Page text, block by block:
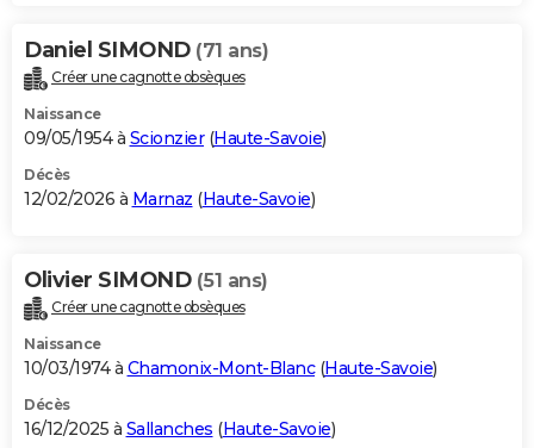
Carte de Noël
Carte Bonne année
Carte Saint-Valentin
Carte Pâques
Carte d'anniversaire
DICTIONNAIRE
Dictionnaire
Biographies
Citations
Expressions
Proverbes
PROGRAMME TV
S'inscrire
Se connecter
Lycées
Collèges
Primaires
Universités
Entreprises
Service militaire
Avis de recherche
AVIS DE DÉCÈS
Bricolage
Lifestyle
Culture
Sport
Auto
Television
Voyage
Cinema
Daniel SIMOND (71 ans)
Créer une cagnotte obsèques
Naissance
09/05/1954 à Scionzier(Haute-Savoie)
Décès
12/02/2026 à Marnaz (Haute-Savoie)
Olivier SIMOND (51 ans)
Créer une cagnotte obsèques
Naissance
10/03/1974 à Chamonix-Mont-Blanc(Haute-Savoie)
Décès
16/12/2025 à Sallanches (Haute-Savoie)